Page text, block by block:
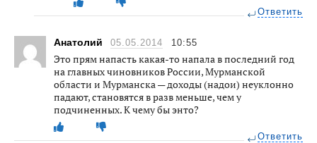
Ответить
Анатолий 05.05.2014 10:55
Это прям напасть какая-то напала в последний год
на главных чиновников России, Мурманской
области и Мурманска — доходы (надои) неуклонно
падают, становятся в разв меньше, чем у
подчиненных. К чему бы энто?
Ответить